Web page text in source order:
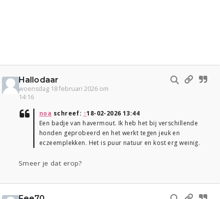
Hallodaar
woensdag 18 februari 2026 om
14:16
noa schreef: ↑18-02-2026 13:44
Een badje van havermout. Ik heb het bij verschillende
honden geprobeerd en het werkt tegen jeuk en
eczeemplekken. Het is puur natuur en kost erg weinig.
Smeer je dat erop?